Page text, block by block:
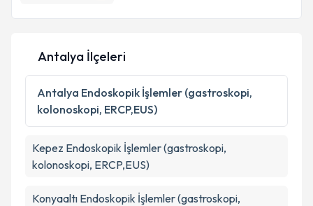
Kişisel verilerimin işlenmesine ilişkin
Metni'ni okudum ve kişisel verilerimin belirtilen
kapsamda işlenmesini kabul ediyorum.
Takvim Talebini Gönder
Antalya İlçeleri
Antalya Endoskopik İşlemler (gastroskopi,
kolonoskopi, ERCP,EUS)
Kepez Endoskopik İşlemler (gastroskopi,
kolonoskopi, ERCP,EUS)
Konyaaltı Endoskopik İşlemler (gastroskopi,